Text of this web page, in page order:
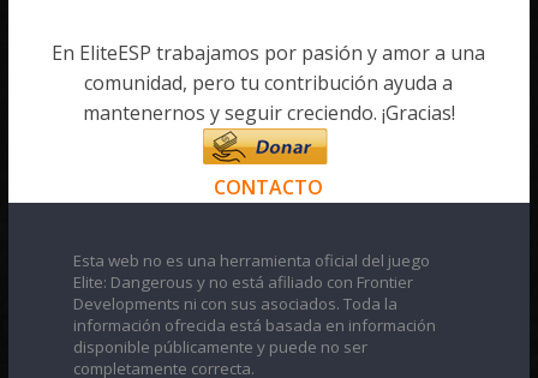
En EliteESP trabajamos por pasión y amor a una
comunidad, pero tu contribución ayuda a
mantenernos y seguir creciendo. ¡Gracias!
CONTACTO
Esta web no es una herramienta oficial del juego
Elite: Dangerous y no está afiliado con Frontier
Developments ni con sus asociados. Toda la
información ofrecida está basada en información
disponible públicamente y puede no ser
completamente correcta.